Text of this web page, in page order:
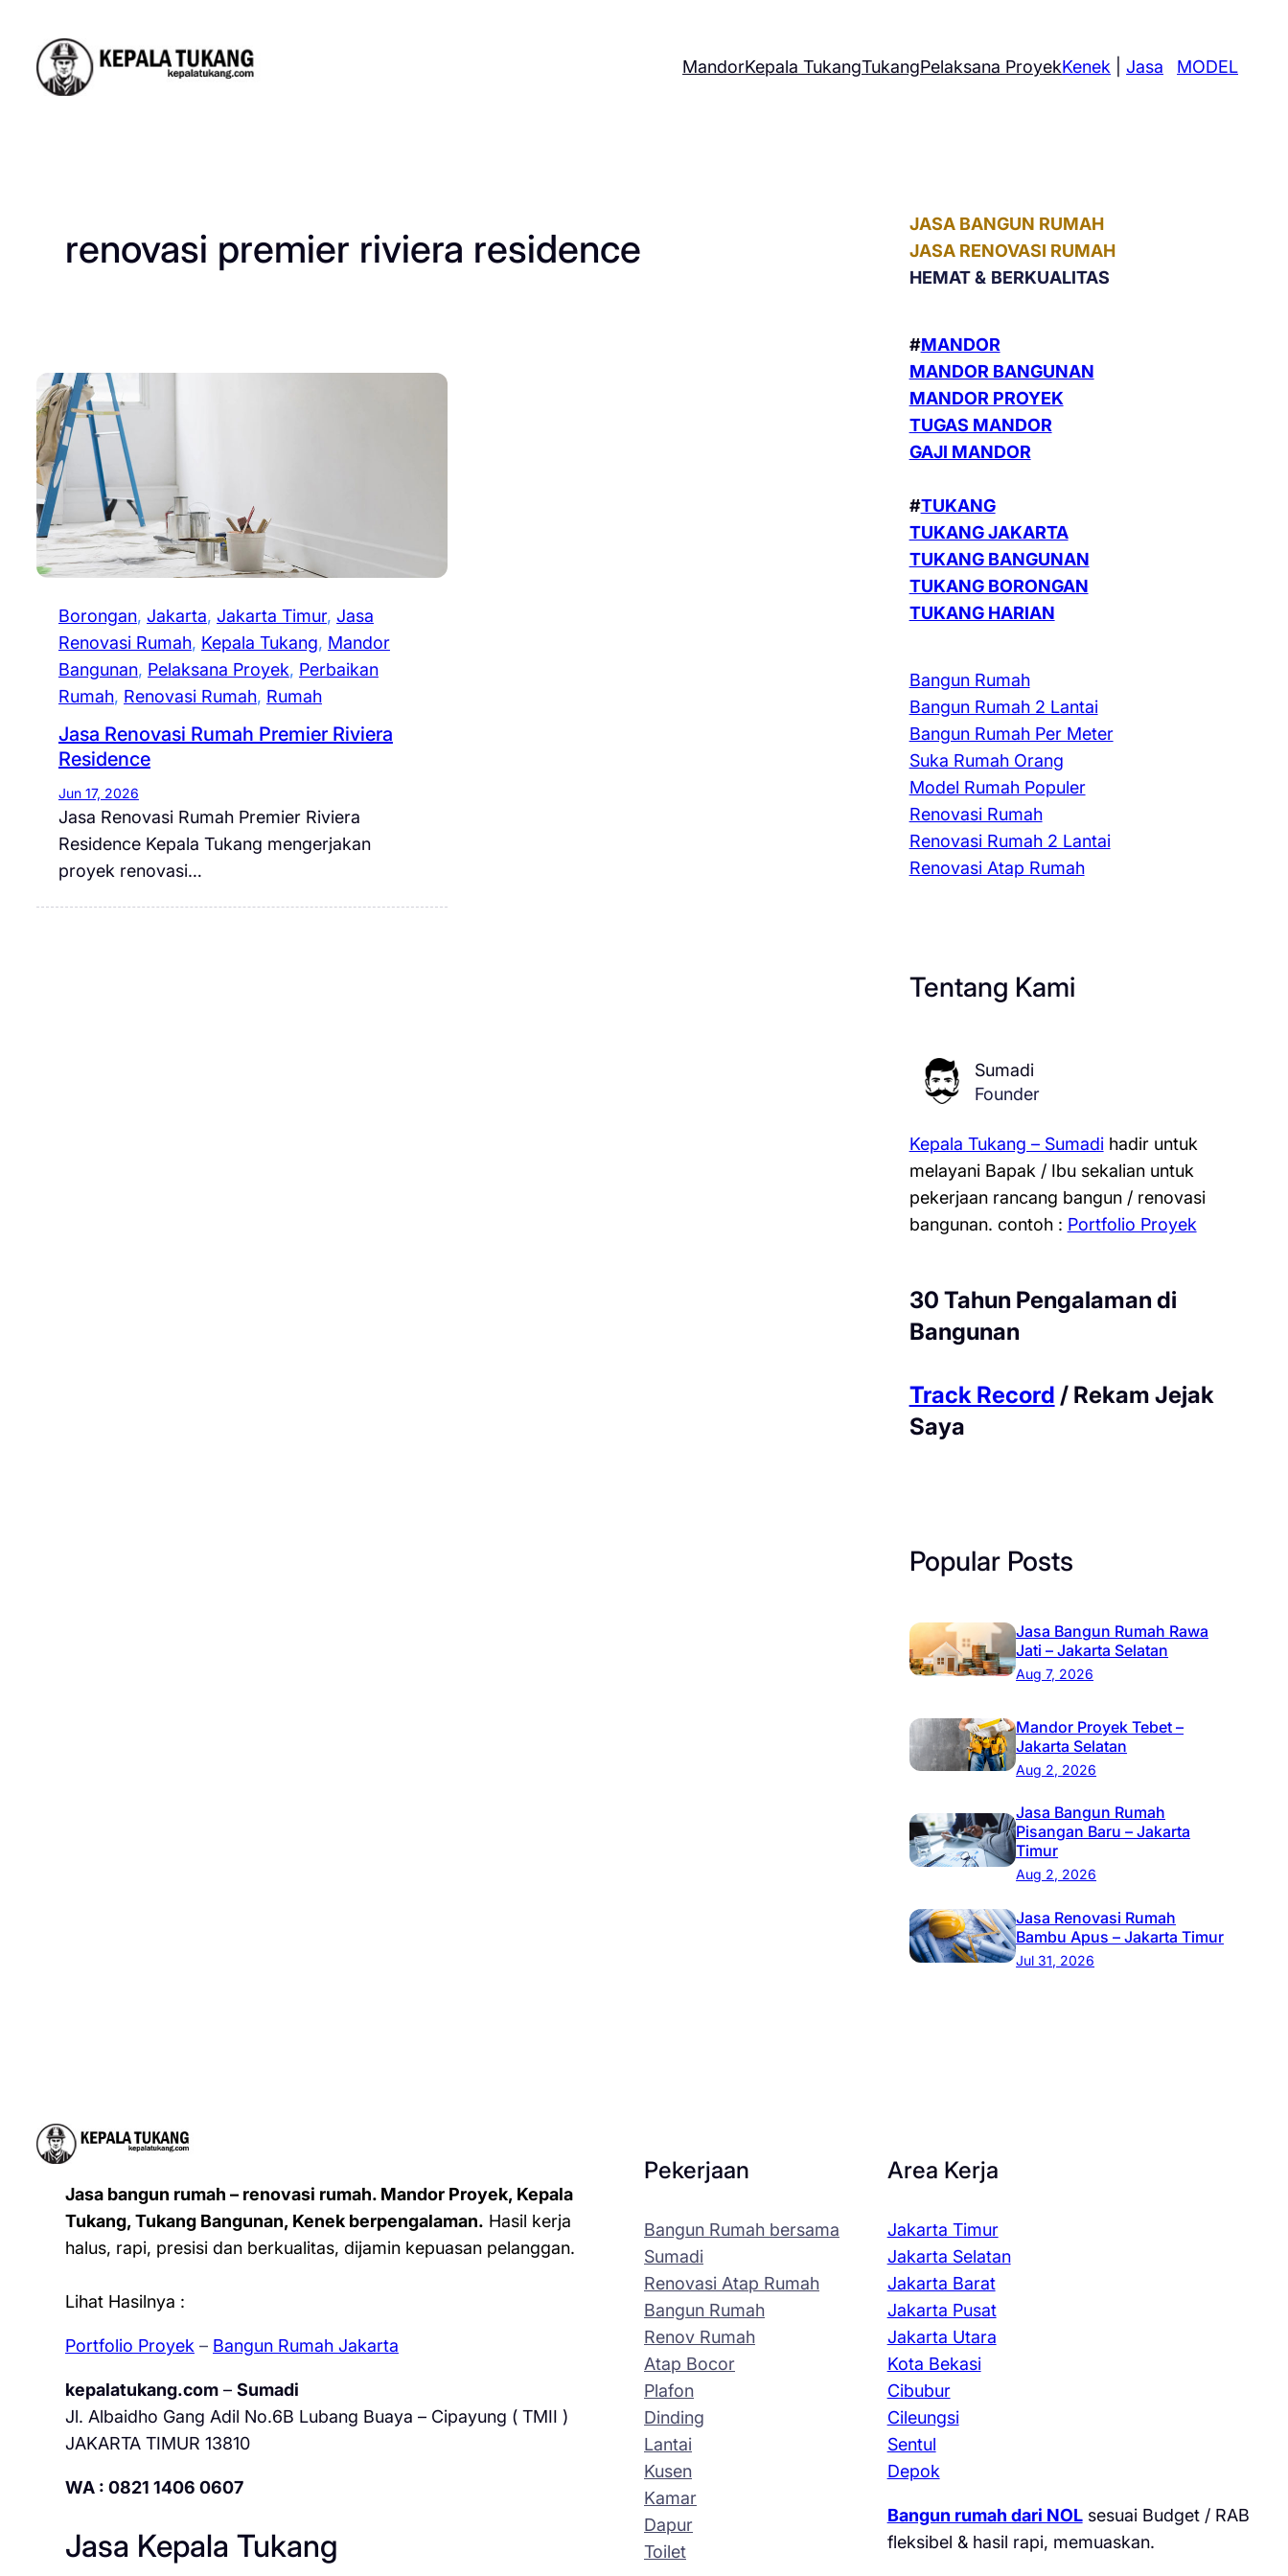
content
MandorKepala TukangTukangPelaksana ProyekKenek |Jasa MODEL
renovasi premier riviera residence
Borongan, Jakarta, Jakarta Timur, Jasa
Renovasi Rumah, Kepala Tukang, Mandor
Bangunan, Pelaksana Proyek, Perbaikan
Rumah, Renovasi Rumah, Rumah
Jasa Renovasi Rumah Premier Riviera
Residence
Jun 17, 2026
Jasa Renovasi Rumah Premier Riviera
Residence Kepala Tukang mengerjakan
proyek renovasi…
JASA BANGUN RUMAH
JASA RENOVASI RUMAH
HEMAT & BERKUALITAS
#MANDOR
MANDOR BANGUNAN
MANDOR PROYEK
TUGAS MANDOR
GAJI MANDOR
#TUKANG
TUKANG JAKARTA
TUKANG BANGUNAN
TUKANG BORONGAN
TUKANG HARIAN
Bangun Rumah
Bangun Rumah 2 Lantai
Bangun Rumah Per Meter
Suka Rumah Orang
Model Rumah Populer
Renovasi Rumah
Renovasi Rumah 2 Lantai
Renovasi Atap Rumah
Tentang Kami
Sumadi
Founder
Kepala Tukang – Sumadihadir untuk
melayani Bapak / Ibu sekalian untuk
pekerjaan rancang bangun / renovasi
bangunan. contoh : Portfolio Proyek
30 Tahun Pengalaman di
Bangunan
Track Record / Rekam Jejak
Saya
Popular Posts
Jasa Bangun Rumah Rawa
Jati – Jakarta Selatan
Aug 7, 2026
Mandor Proyek Tebet –
Jakarta Selatan
Aug 2, 2026
Jasa Bangun Rumah
Pisangan Baru – Jakarta
Timur
Aug 2, 2026
Jasa Renovasi Rumah
Bambu Apus – Jakarta Timur
Jul 31, 2026
Jasa bangun rumah – renovasi rumah. Mandor Proyek, Kepala
Tukang, Tukang Bangunan, Kenek berpengalaman. Hasil kerja
halus, rapi, presisi dan berkualitas, dijamin kepuasan pelanggan.
Lihat Hasilnya :
Portfolio Proyek – Bangun Rumah Jakarta
kepalatukang.com– Sumadi
Jl. Albaidho Gang Adil No.6B Lubang Buaya – Cipayung ( TMII )
JAKARTA TIMUR 13810
WA : 0821 1406 0607
Jasa Kepala Tukang
Pekerjaan
Bangun Rumah bersama
Sumadi
Renovasi Atap Rumah
Bangun Rumah
Renov Rumah
Atap Bocor
Plafon
Dinding
Lantai
Kusen
Kamar
Dapur
Toilet
Area Kerja
Jakarta Timur
Jakarta Selatan
Jakarta Barat
Jakarta Pusat
Jakarta Utara
Kota Bekasi
Cibubur
Cileungsi
Sentul
Depok
Bangun rumah dari NOLsesuai Budget / RAB
fleksibel & hasil rapi, memuaskan.